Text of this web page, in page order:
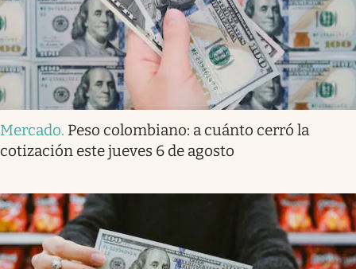
Mercado. Peso colombiano: a cuánto cerró la
cotización este jueves 6 de agosto